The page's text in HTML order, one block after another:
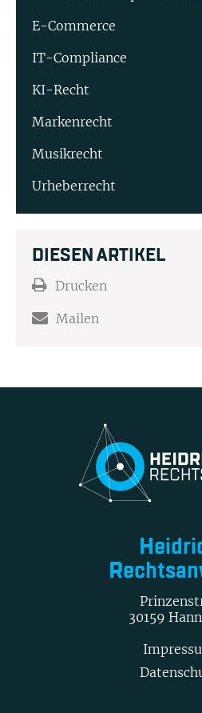
E-Commerce
IT-Compliance
KI-Recht
Markenrecht
Musikrecht
Urheberrecht
DIESEN ARTIKEL
Drucken
Mailen
30159